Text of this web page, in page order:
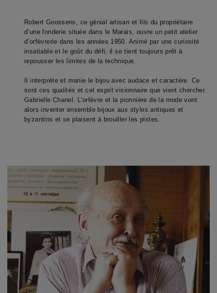
Robert Goossens, ce génial artisan et fils du propriétaire
d’une fonderie située dans le Marais, ouvre un petit atelier
d’orfèvrerie dans les années 1950. Animé par une curiosité
insatiable et le goût du défi, il se tient toujours prêt à
repousser les limites de la technique.
Il interprète et manie le bijou avec audace et caractère. Ce
sont ces qualités et cet esprit visionnaire que vient chercher
Gabrielle Chanel. L'orfèvre et la pionnière de la mode vont
alors inventer ensemble bijoux aux styles antiques et
byzantins et se plaisent à brouiller les pistes.